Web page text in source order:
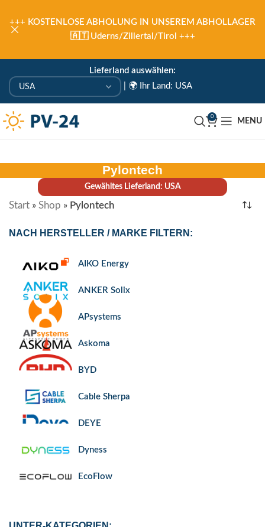
Lieferland auswählen:
🌍 Ihr Land: USA
0
MENU
Pylontech
Gewähltes Lieferland: USA
Start » Shop » Pylontech
NACH HERSTELLER / MARKE FILTERN:
AIKO Energy
ANKER Solix
APsystems
Askoma
BYD
Cable Sherpa
DEYE
Dyness
EcoFlow
+++ KOSTENLOSE ABHOLUNG IN UNSEREM ABHOLLAGER
🇦🇹 Uderns/Zillertal/Tirol +++